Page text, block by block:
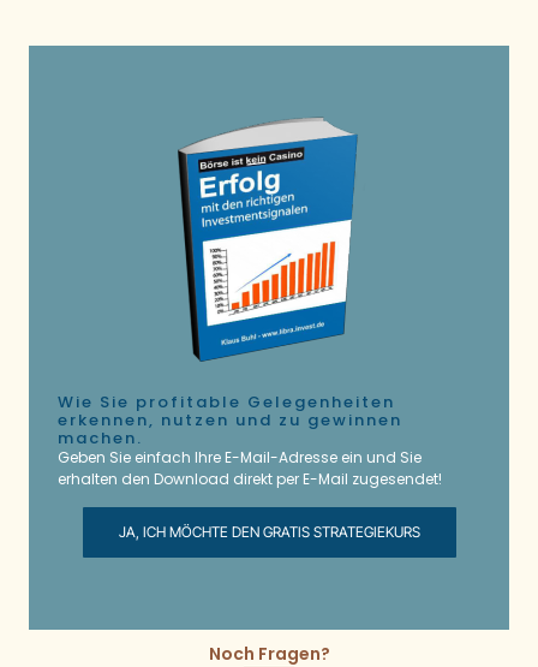
Wie Sie profitable Gelegenheiten
erkennen, nutzen und zu gewinnen
machen.
Geben Sie einfach Ihre E-Mail-Adresse ein und Sie
erhalten den Download direkt per E-Mail zugesendet!
JA, ICH MÖCHTE DEN GRATIS STRATEGIEKURS
Noch Fragen?